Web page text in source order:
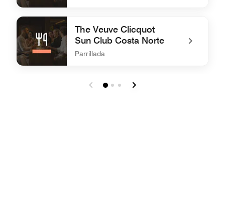
undefined La Cave Wine & Cigar Cellar
The Veuve Clicquot
Sun Club Costa Norte
Parrillada
undefined The Veuve Clicquot Sun Club Costa Norte